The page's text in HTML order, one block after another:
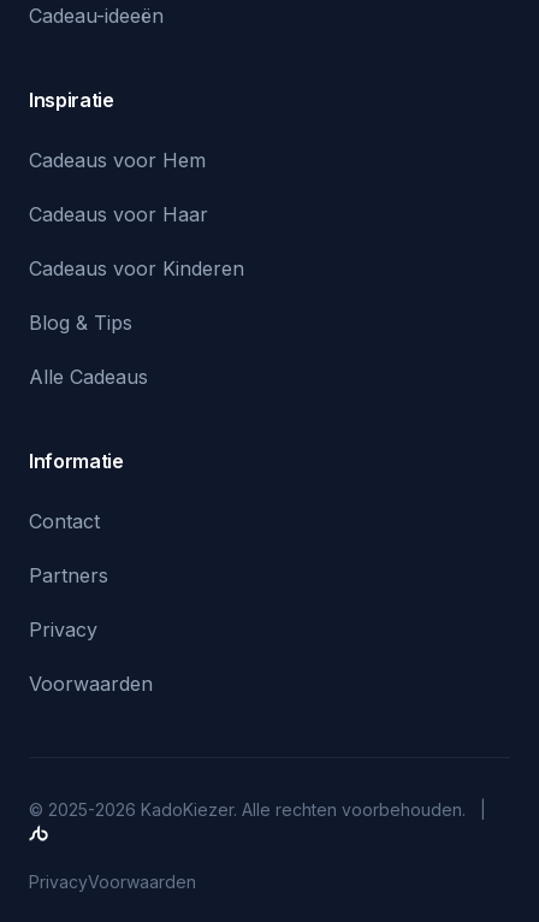
Cadeau-ideeën
Inspiratie
Cadeaus voor Hem
Cadeaus voor Haar
Cadeaus voor Kinderen
Blog & Tips
Alle Cadeaus
Informatie
Contact
Partners
Privacy
Voorwaarden
© 2025-2026 KadoKiezer. Alle rechten voorbehouden. |
PrivacyVoorwaarden